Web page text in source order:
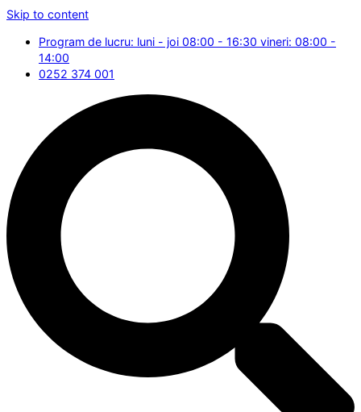
Skip to content
Program de lucru: luni - joi 08:00 - 16:30 vineri: 08:00 -
14:00
0252 374 001